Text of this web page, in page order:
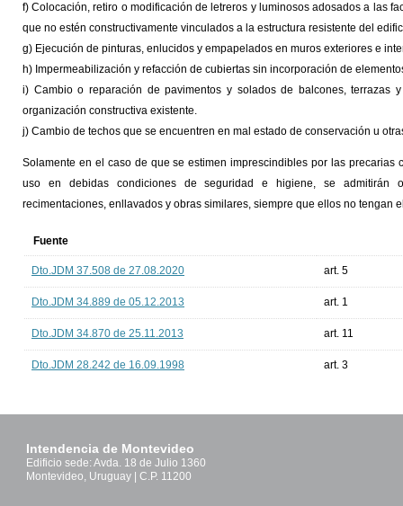
f) Colocación, retiro o modificación de letreros y luminosos adosados a las
que no estén constructivamente vinculados a la estructura resistente del
g) Ejecución de pinturas, enlucidos y empapelados en muros exteriores e
h) Impermeabilización y refacción de cubiertas sin incorporación de
i) Cambio o reparación de pavimentos y solados de balcones, terrazas
organización constructiva existente.
j) Cambio de techos que se encuentren en mal estado de conservación u
Solamente en el caso de que se estimen imprescindibles por las
uso en debidas condiciones de seguridad e higiene, se admitirán
recimentaciones, enllavados y obras similares, siempre que ellos no tengan
Fuente
Dto.JDM 37.508 de 27.08.2020 art. 5
Dto.JDM 34.889 de 05.12.2013 art. 1
Dto.JDM 34.870 de 25.11.2013 art. 11
Dto.JDM 28.242 de 16.09.1998 art. 3
Intendencia de Montevideo
Edificio sede: Avda. 18 de Julio 1360
Montevideo, Uruguay | C.P. 11200